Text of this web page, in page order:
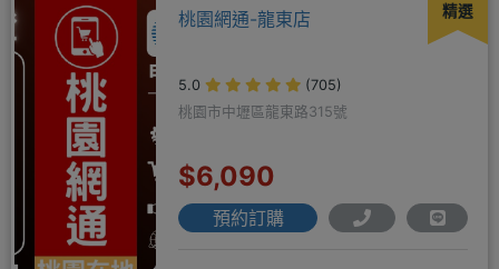
精選
桃園網通-龍東店
5.0
(705)
桃園市中壢區龍東路315號
$6,090
預約訂購